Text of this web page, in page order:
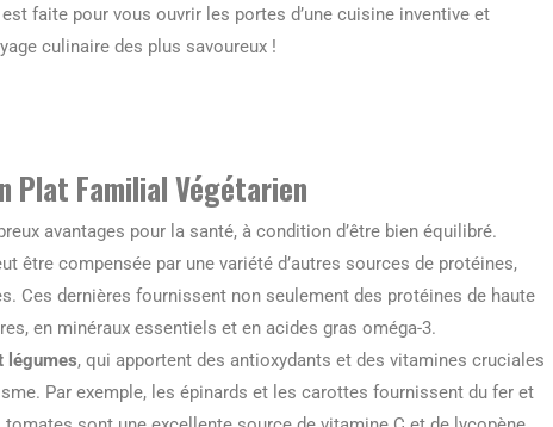
faite pour vous ouvrir les portes d’une cuisine inventive et
culinaire des plus savoureux !
Plat Familial Végétarien
avantages pour la santé, à condition d’être bien équilibré.
être compensée par une variété d’autres sources de protéines,
Ces dernières fournissent non seulement des protéines de haute
en minéraux essentiels et en acides gras oméga-3.
légumes, qui apportent des antioxydants et des vitamines cruciales
Par exemple, les épinards et les carottes fournissent du fer et